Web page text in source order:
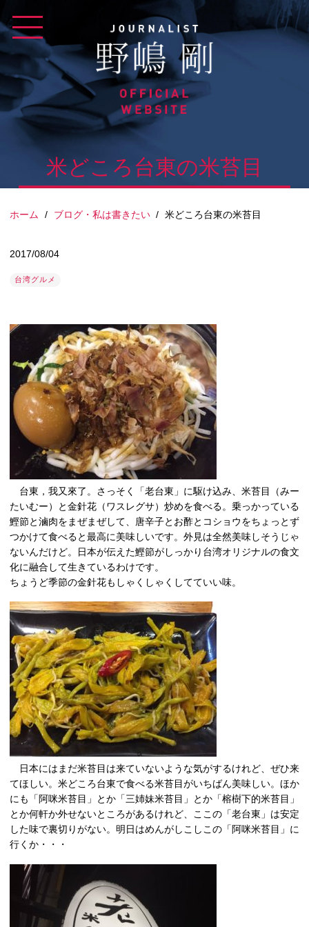
to
content
米どころ台東の米苔目
ホーム / ブログ・私は書きたい / 米どころ台東の米苔目
2017/08/04
台湾グルメ
台東，我又來了。さっそく「老台東」に駆け込み、米苔目（みー
たいむー）と金針花（ワスレグサ）炒めを食べる。乗っかっている
鰹節と滷肉をまぜまぜして、唐辛子とお酢とコショウをちょっとず
つかけて食べると最高に美味しいです。外見は全然美味しそうじゃ
ないんだけど。日本が伝えた鰹節がしっかり台湾オリジナルの食文
化に融合して生きているわけです。
ちょうど季節の金針花もしゃくしゃくしてていい味。
日本にはまだ米苔目は来ていないような気がするけれど、ぜひ来
てほしい。米どころ台東で食べる米苔目がいちばん美味しい。ほか
にも「阿咪米苔目」とか「三姉妹米苔目」とか「榕樹下的米苔目」
とか何軒か外せないところがあるけれど、ここの「老台東」は安定
した味で裏切りがない。明日はめんがしこしこの「阿咪米苔目」に
行くか・・・